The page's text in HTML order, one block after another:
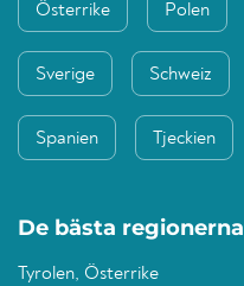
Österrike Polen
Sverige Schweiz
Spanien Tjeckien
De bästa regionerna
Tyrolen, Österrike